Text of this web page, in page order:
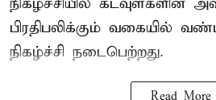
நிகழ்ச்சியில் கடவுள்களின்
பிரதிபலிக்கும் வகையில்
நிகழ்ச்சி நடைபெற்றது.
Read More